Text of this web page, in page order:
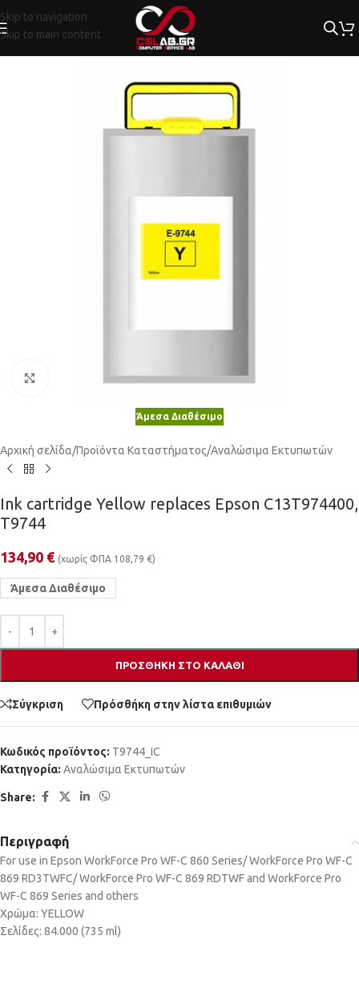
Skip to navigation
Skip to main content
Κλικ για μεγέθυνση
Άμεσα Διαθέσιμο
Αρχική σελίδα/Προϊόντα Καταστήματος/Αναλώσιμα Εκτυπωτών
Ink cartridge Yellow replaces Epson C13T974400,
T9744
134,90 € (χωρίς ΦΠΑ 108,79 €)
Άμεσα Διαθέσιμο
ΠΡΟΣΘΉΚΗ ΣΤΟ ΚΑΛΆΘΙ
Σύγκριση Πρόσθήκη στην λίστα επιθυμιών
Κωδικός προϊόντος: T9744_IC
Κατηγορία: Αναλώσιμα Εκτυπωτών
Share:
Περιγραφή
For use in Epson WorkForce Pro WF-C 860 Series/ WorkForce Pro WF-C
869 RD3TWFC/ WorkForce Pro WF-C 869 RDTWF and WorkForce Pro
WF-C 869 Series and others
Χρώμα: YELLOW
Σελίδες: 84.000 (735 ml)